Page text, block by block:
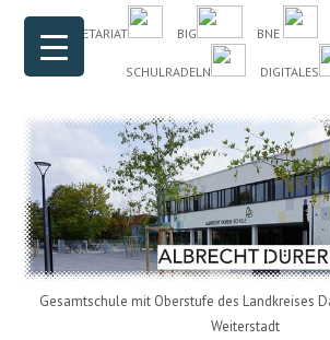
DAS SEKRETARIAT
BIG BNE
SCHULRADELN DIGITALES
Gesamtschule mit Oberstufe des Landkreises
Weiterstadt